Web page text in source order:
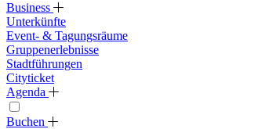
Business
Unterkünfte
Event- & Tagungsräume
Gruppenerlebnisse
Stadtführungen
Cityticket
Agenda
Buchen